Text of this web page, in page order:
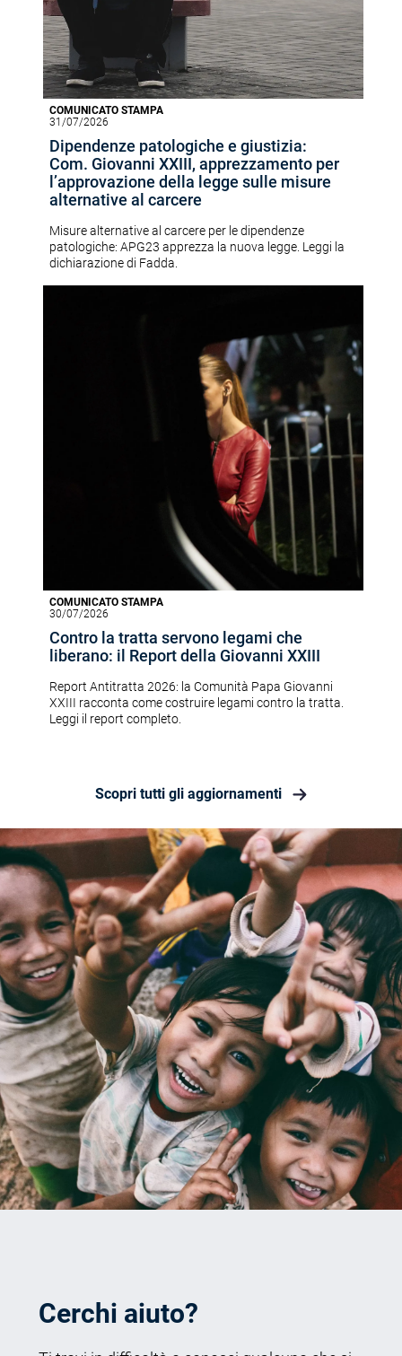
COMUNICATO STAMPA
31/07/2026
Dipendenze patologiche e giustizia:
Com. Giovanni XXIII, apprezzamento per
l’approvazione della legge sulle misure
alternative al carcere
Misure alternative al carcere per le dipendenze
patologiche: APG23 apprezza la nuova legge. Leggi la
dichiarazione di Fadda.
COMUNICATO STAMPA
30/07/2026
Contro la tratta servono legami che
liberano: il Report della Giovanni XXIII
Report Antitratta 2026: la Comunità Papa Giovanni
XXIII racconta come costruire legami contro la tratta.
Leggi il report completo.
Scopri tutti gli aggiornamenti
Cerchi aiuto?